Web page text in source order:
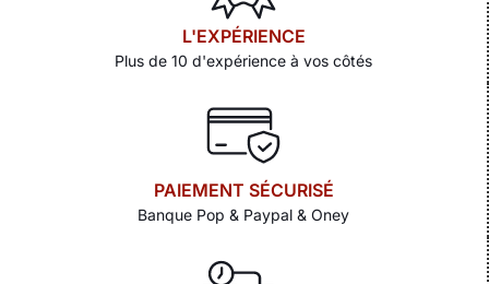
L'EXPÉRIENCE
Plus de 10 d'expérience à vos côtés
PAIEMENT SÉCURISÉ
Banque Pop & Paypal & Oney